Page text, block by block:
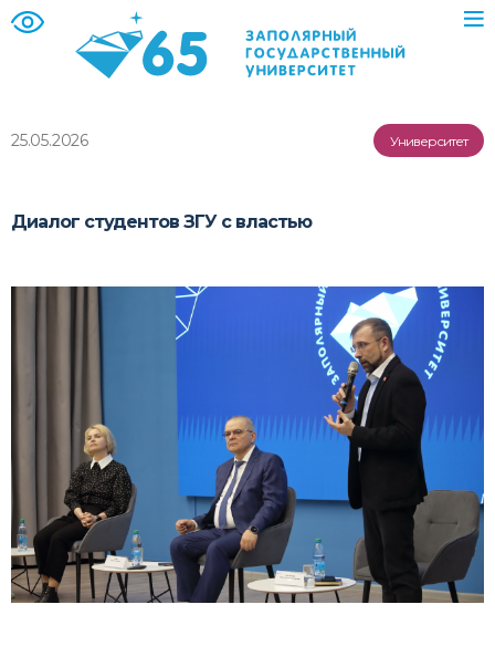
25.05.2026 Университет
Диалог студентов ЗГУ с властью